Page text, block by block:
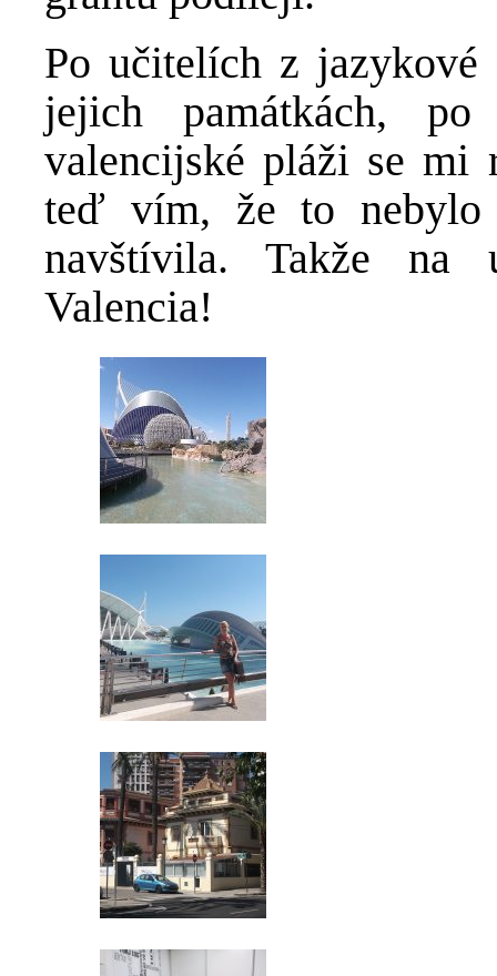
Po učitelích z
jejich památkách,
valencijské pláži se mi
teď vím, že to nebylo
navštívila. Takže na
Valencia!